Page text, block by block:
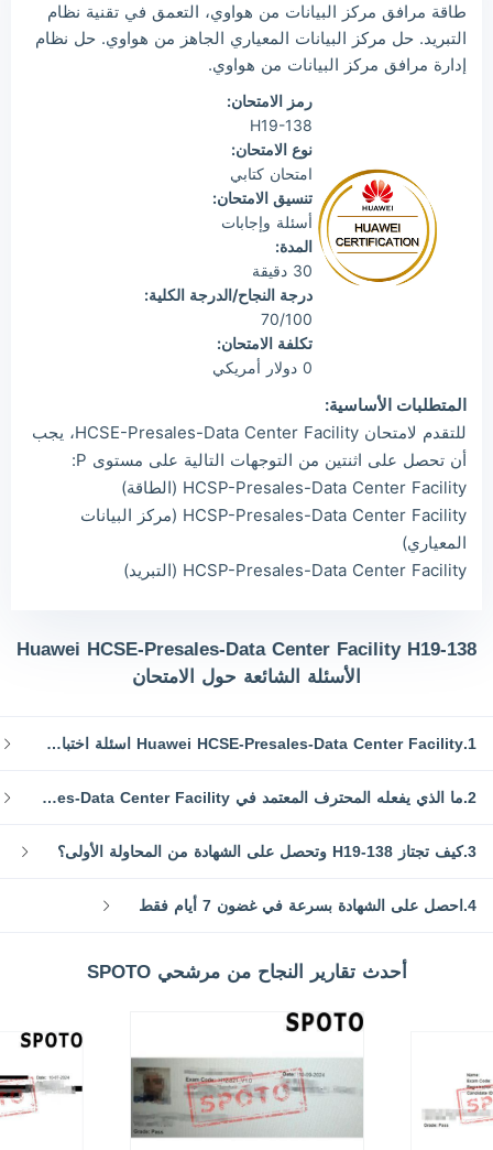
Wil*** 2026/08/07 order Huawei ***
2026/08/07 order Huawei ***
طاقة مرافق مركز البيانات من هواوي، التعمق في تقنية نظام
التبريد. حل مركز البيانات المعياري الجاهز من هواوي. حل نظام
إدارة مرافق مركز البيانات من هواوي.
رمز الامتحان:
H19-138
نوع الامتحان:
امتحان كتابي
تنسيق الامتحان:
أسئلة وإجابات
المدة:
30 دقيقة
درجة النجاح/الدرجة الكلية:
70/100
تكلفة الامتحان:
0 دولار أمريكي
المتطلبات الأساسية:
للتقدم لامتحان HCSE-Presales-Data Center Facility، يجب
أن تحصل على اثنتين من التوجهات التالية على مستوى P:
HCSP-Presales-Data Center Facility (الطاقة)
HCSP-Presales-Data Center Facility (مركز البيانات
المعياري)
HCSP-Presales-Data Center Facility (التبريد)
Huawei HCSE-Presales-Data Center Facility H19-138
الأسئلة الشائعة حول الامتحان
1.Huawei HCSE-Presales-Data Center Facility اسئلة اختبار وموارد الدراسة
2.ما الذي يفعله المحترف المعتمد في Huawei HCSE-Presales-Data Center Facility؟
3.كيف تجتاز H19-138 وتحصل على الشهادة من المحاولة الأولى؟
4.احصل على الشهادة بسرعة في غضون 7 أيام فقط
أحدث تقارير النجاح من مرشحي SPOTO